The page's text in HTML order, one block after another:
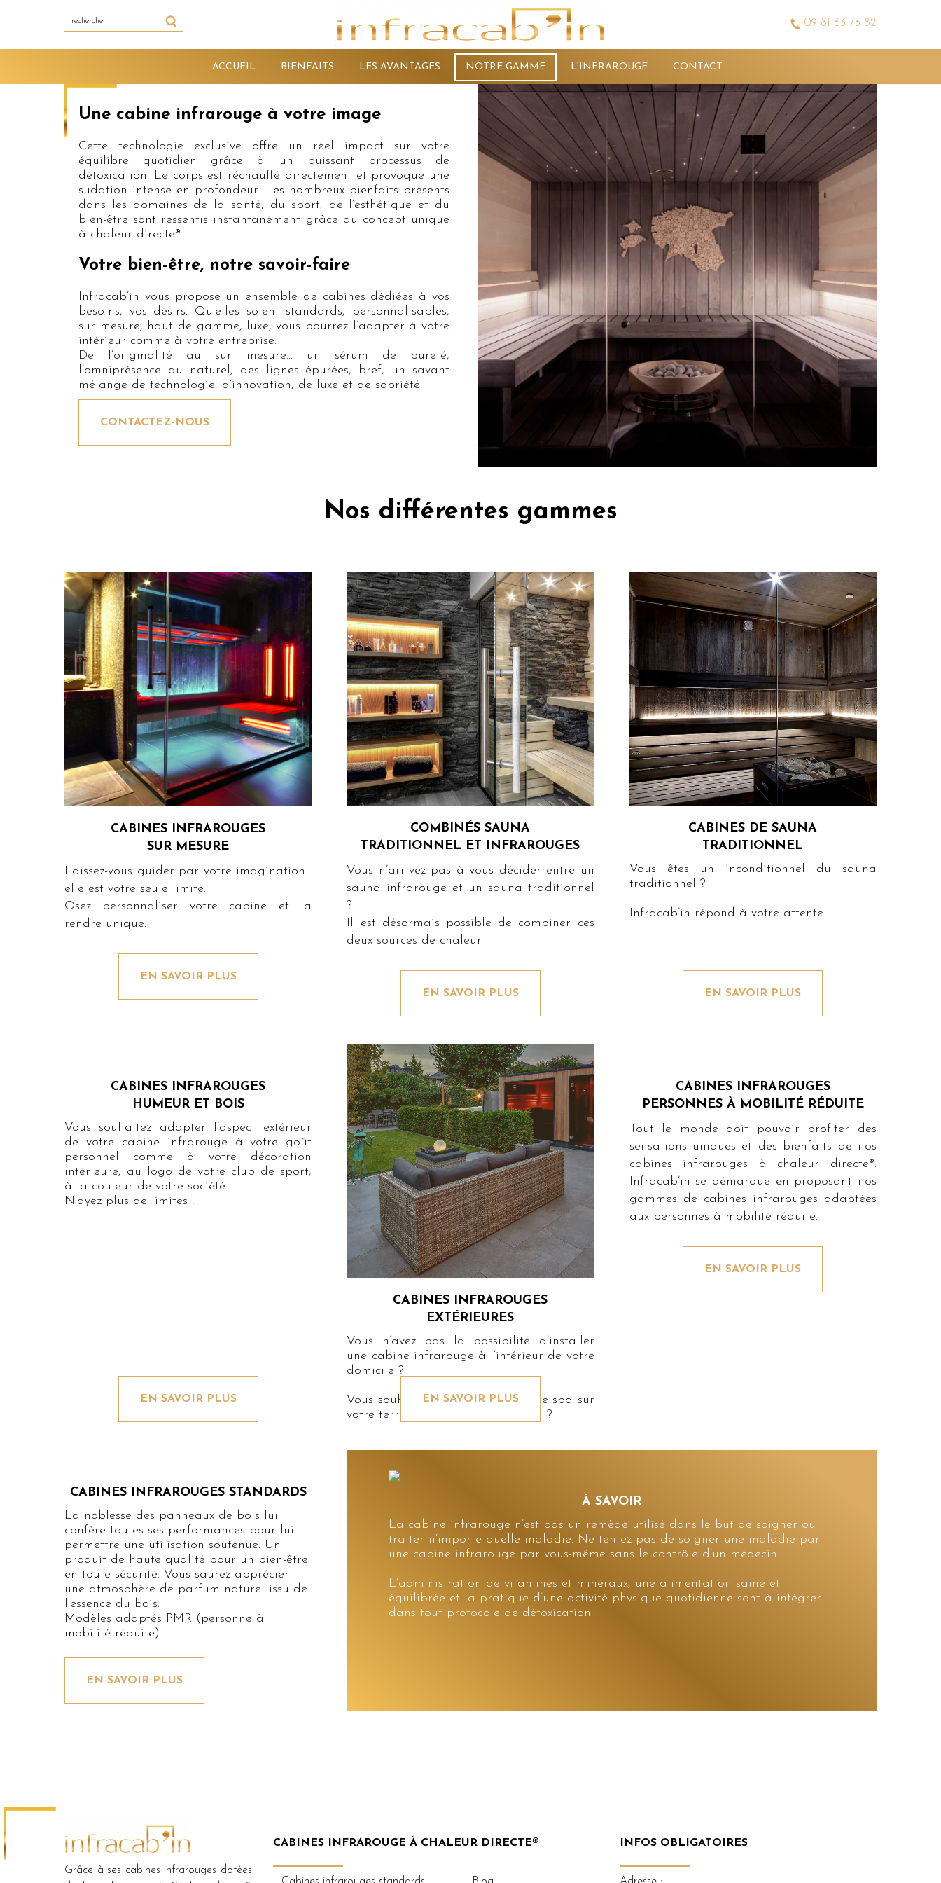
09 81 63 73 82
ACCUEIL BIENFAITS LES AVANTAGES NOTRE GAMME L'INFRAROUGE CONTACT
Une cabine infrarouge à votre image
Cette technologie exclusive offre un réel impact sur votre
équilibre quotidien grâce à un puissant processus de
détoxication. Le corps est réchauffé directement et provoque une
sudation intense en profondeur. Les nombreux bienfaits présents
dans les domaines de la santé, du sport, de l’esthétique et du
bien-être sont ressentis instantanément grâce au concept unique
à chaleur directe®.
Votre bien-être, notre savoir-faire
Infracab’in vous propose un ensemble de cabines dédiées à vos
besoins, vos désirs. Qu'elles soient standards, personnalisables,
sur mesure, haut de gamme, luxe, vous pourrez l’adapter à votre
intérieur comme à votre entreprise.
De l’originalité au sur mesure… un sérum de pureté,
l’omniprésence du naturel, des lignes épurées, bref, un savant
mélange de technologie, d’innovation, de luxe et de sobriété.
CONTACTEZ-NOUS
Nos différentes gammes
CABINES INFRAROUGES
SUR MESURE
Laissez-vous guider par votre imagination...
elle est votre seule limite.
Osez personnaliser votre cabine et la
rendre unique.
EN SAVOIR PLUS
COMBINÉS SAUNA
TRADITIONNEL ET INFRAROUGES
Vous n’arrivez pas à vous décider entre un
sauna infrarouge et un sauna traditionnel
?
Il est désormais possible de combiner ces
deux sources de chaleur.
EN SAVOIR PLUS
CABINES DE SAUNA
TRADITIONNEL
Vous êtes un inconditionnel du sauna
traditionnel ?
Infracab’in répond à votre attente.
EN SAVOIR PLUS
CABINES INFRAROUGES
HUMEUR ET BOIS
Vous souhaitez adapter l’aspect extérieur
de votre cabine infrarouge à votre goût
personnel comme à votre décoration
intérieure, au logo de votre club de sport,
à la couleur de votre société.
N’ayez plus de limites !
EN SAVOIR PLUS
CABINES INFRAROUGES
EXTÉRIEURES
Vous n’avez pas la possibilité d’installer
une cabine infrarouge à l’intérieur de votre
domicile ?
Vous souhaitez créer une ambiance spa sur
votre terrasse ou dans votre jardin ?
EN SAVOIR PLUS
CABINES INFRAROUGES
PERSONNES À MOBILITÉ RÉDUITE
Tout le monde doit pouvoir profiter des
sensations uniques et des bienfaits de nos
cabines infrarouges à chaleur directe®.
Infracab’in se démarque en proposant nos
gammes de cabines infrarouges adaptées
aux personnes à mobilité réduite.
EN SAVOIR PLUS
CABINES INFRAROUGES STANDARDS
La noblesse des panneaux de bois lui
confère toutes ses performances pour lui
permettre une utilisation soutenue. Un
produit de haute qualité pour un bien-être
en toute sécurité. Vous saurez apprécier
une atmosphère de parfum naturel issu de
l'essence du bois.
Modèles adaptés PMR (personne à
mobilité réduite).
EN SAVOIR PLUS
À SAVOIR
La cabine infrarouge n’est pas un remède utilisé dans le but de soigner ou
traiter n’importe quelle maladie. Ne tentez pas de soigner une maladie par
une cabine infrarouge par vous-même sans le contrôle d’un médecin.
L’administration de vitamines et minéraux, une alimentation saine et
équilibrée et la pratique d’une activité physique quotidienne sont à intégrer
dans tout protocole de détoxication.
Grâce à ses cabines infrarouges dotées
CABINES INFRAROUGE À CHALEUR DIRECTE® INFOS OBLIGATOIRES